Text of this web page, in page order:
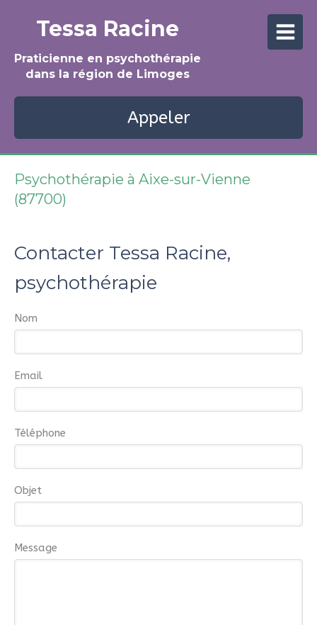
Tessa Racine
Praticienne en psychothérapie
dans la région de Limoges
Appeler
Psychothérapie à Aixe-sur-Vienne
(87700)
Contacter Tessa Racine,
psychothérapie
Nom
Email
Téléphone
Objet
Message